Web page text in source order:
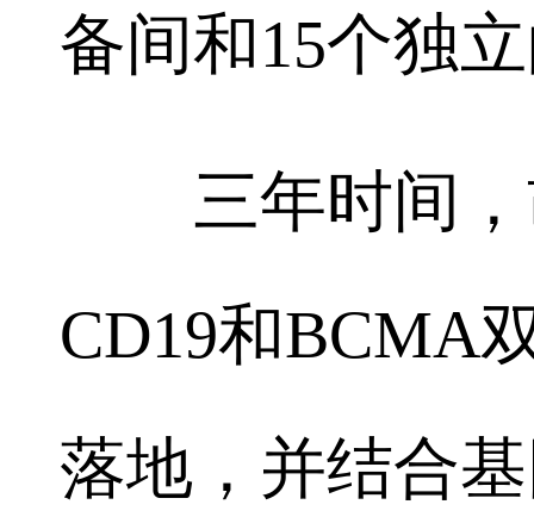
备间和15个独
三年时间，
CD19和BCMA
落地，并结合